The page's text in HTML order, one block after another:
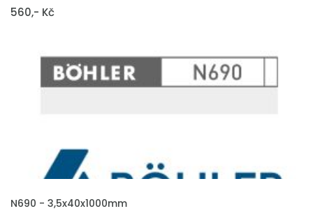
560,- Kč
VLOŽIT DO KOŠÍKU
N690 - 3,5x40x1000mm